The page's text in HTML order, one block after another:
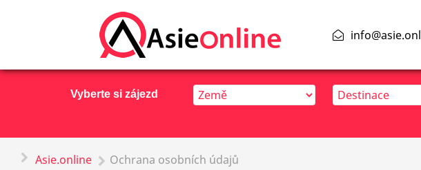
Vyberte si zájezd
Asie.online Ochrana osobních údajů